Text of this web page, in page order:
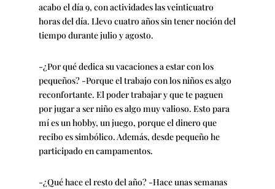
acabo el día 9, con actividades las veinticuatro
horas del día. Llevo cuatro años sin tener noción del
tiempo durante julio y agosto.
-¿Por qué dedica su vacaciones a estar con los
pequeños? -Porque el trabajo con los niños es algo
reconfortante. El poder trabajar y que te paguen
por jugar a ser niño es algo muy valioso. Esto para
mí es un hobby, un juego, porque el dinero que
recibo es simbólico. Además, desde pequeño he
participado en campamentos.
-¿Qué hace el resto del año? -Hace unas semanas